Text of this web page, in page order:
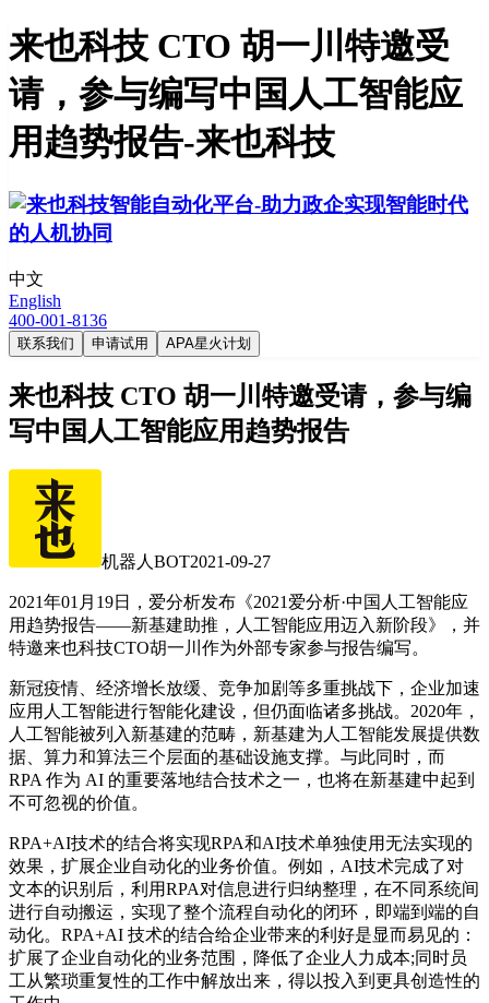
来也科技 CTO 胡一川特邀受
请，参与编写中国人工智能应
用趋势报告-来也科技
中文
English
400-001-8136
联系我们 申请试用 APA星火计划
来也科技 CTO 胡一川特邀受请，参与编
写中国人工智能应用趋势报告
机器人BOT2021-09-27
2021年01月19日，爱分析发布《2021爱分析·中国人工智能应
用趋势报告——新基建助推，人工智能应用迈入新阶段》，并
特邀来也科技CTO胡一川作为外部专家参与报告编写。
新冠疫情、经济增长放缓、竞争加剧等多重挑战下，企业加速
应用人工智能进行智能化建设，但仍面临诸多挑战。2020年，
人工智能被列入新基建的范畴，新基建为人工智能发展提供数
据、算力和算法三个层面的基础设施支撑。与此同时，而
RPA 作为 AI 的重要落地结合技术之一，也将在新基建中起到
不可忽视的价值。
RPA+AI技术的结合将实现RPA和AI技术单独使用无法实现的
效果，扩展企业自动化的业务价值。例如，AI技术完成了对
文本的识别后，利用RPA对信息进行归纳整理，在不同系统间
进行自动搬运，实现了整个流程自动化的闭环，即端到端的自
动化。RPA+AI 技术的结合给企业带来的利好是显而易见的：
扩展了企业自动化的业务范围，降低了企业人力成本;同时员
工从繁琐重复性的工作中解放出来，得以投入到更具创造性的